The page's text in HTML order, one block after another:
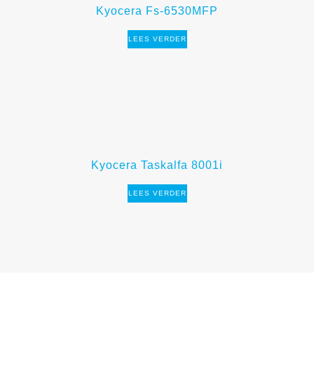
Kyocera Fs-6530MFP
LEES VERDER
Kyocera Taskalfa 8001i
LEES VERDER